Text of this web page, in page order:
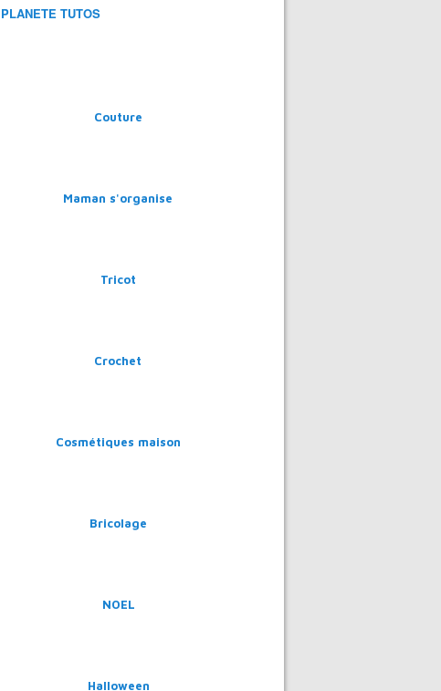
PLANETE TUTOS
Couture
Maman s'organise
Tricot
Crochet
Cosmétiques maison
Bricolage
NOEL
Halloween